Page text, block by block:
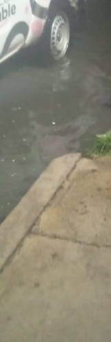
colaboración de la
estas labores e
instalada, conducir
indicaciones
del
fin de garantizar la
tras dos su1c1d10s